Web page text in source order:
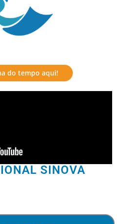
do tempo aqui!
SINOVA